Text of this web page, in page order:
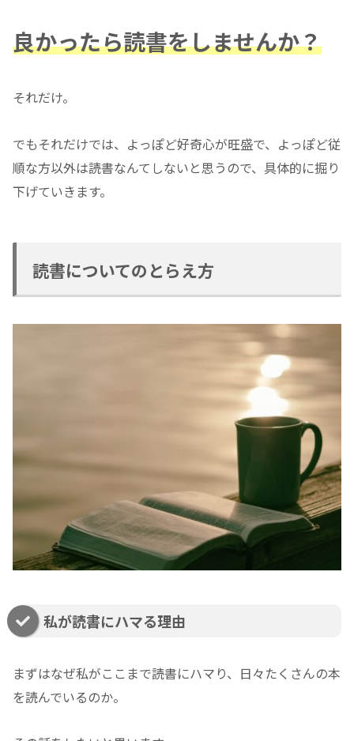
良かったら読書をしませんか？
それだけ。
でもそれだけでは、よっぽど好奇心が旺盛で、よっぽど従
順な方以外は読書なんてしないと思うので、具体的に掘り
下げていきます。
読書についてのとらえ方
私が読書にハマる理由
まずはなぜ私がここまで読書にハマり、日々たくさんの本
を読んでいるのか。